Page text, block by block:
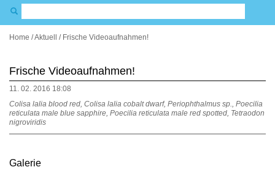
Home /Aktuell / Frische Videoaufnahmen!
Frische Videoaufnahmen!
11. 02. 2016 18:08
Colisa lalia blood red, Colisa lalia cobalt dwarf, Periophthalmus sp., Poecilia
reticulata male blue sapphire, Poecilia reticulata male red spotted, Tetraodon
nigroviridis
Galerie